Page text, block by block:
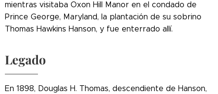
mientras visitaba Oxon Hill Manor en el condado de
Prince George, Maryland, la plantación de su sobrino
Thomas Hawkins Hanson, y fue enterrado allí.
Legado
En 1898, Douglas H. Thomas, descendiente de Hanson,